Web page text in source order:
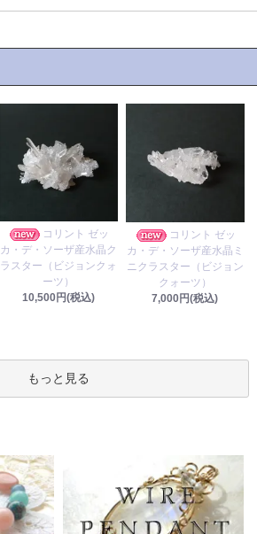
コリント ゼッ
カ・デ・ソーザ産水晶ク
ラスター（ビジョンクォ
ーツ）
10,500円(税込)
コリント ゼッ
カ・デ・ソーザ産水晶ミ
ニクラスター（ビジョン
クォーツ）
7,000円(税込)
もっと見る